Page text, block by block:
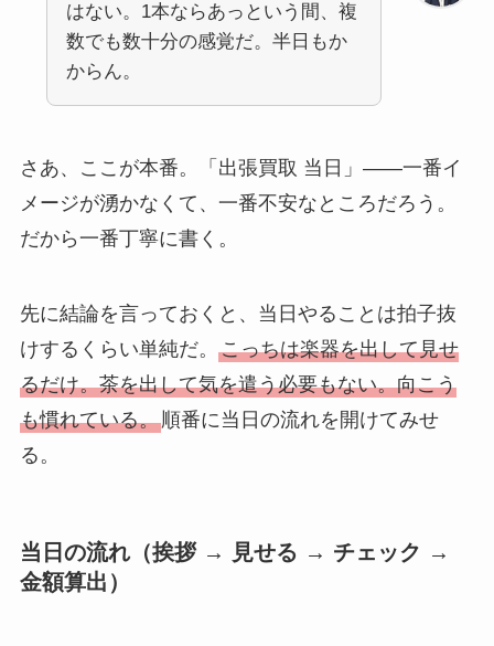
はない。1本ならあっという間、複
数でも数十分の感覚だ。半日もか
からん。
さあ、ここが本番。「出張買取 当日」――一番イ
メージが湧かなくて、一番不安なところだろう。
だから一番丁寧に書く。
先に結論を言っておくと、当日やることは拍子抜
けするくらい単純だ。 こっちは楽器を出して見せ
るだけ。茶を出して気を遣う必要もない。向こう
も慣れている。順番に当日の流れを開けてみせ
る。
当日の流れ（挨拶 → 見せる → チェック →
金額算出）